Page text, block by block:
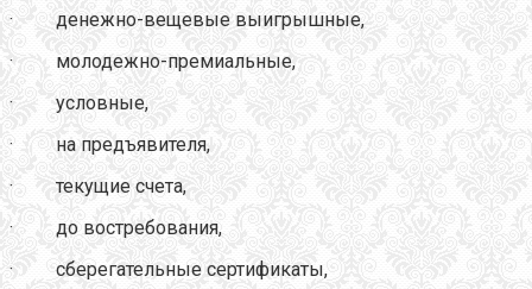
· денежно-вещевые выигрышные,
· молодежно-премиальные,
· условные,
· на предъявителя,
· текущие счета,
· до востребования,
· сберегательные сертификаты,